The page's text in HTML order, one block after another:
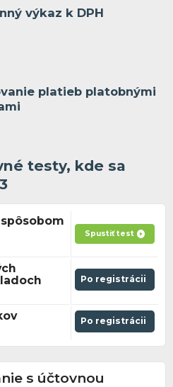
výkaz k DPH
platieb platobnými
testy, kde sa
Spustiť test
Po registrácii
Po registrácii
s účtovnou